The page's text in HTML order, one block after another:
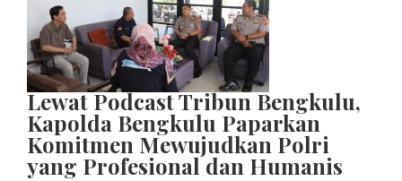
Lewat Podcast Tribun Bengkulu,
Kapolda Bengkulu Paparkan
Komitmen Mewujudkan Polri
yang Profesional dan Humanis